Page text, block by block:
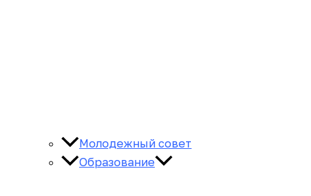
Молодежный совет
Образование